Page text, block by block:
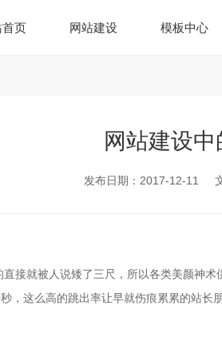
首页 网站建设 模板中心
网站建设
发布日期：2017-12-11
接就被人说矮了三尺，所以各类美颜神
，这么高的跳出率让早就伤痕累累的站长